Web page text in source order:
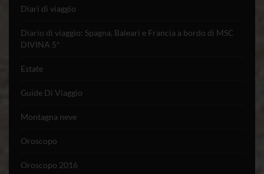
Diari di viaggio
Diario di viaggio: Spagna, Baleari e Francia a bordo di MSC
DIVINA 5*
Estate
Guide Di Viaggio
Montagna neve
Oroscopo
Oroscopo 2016